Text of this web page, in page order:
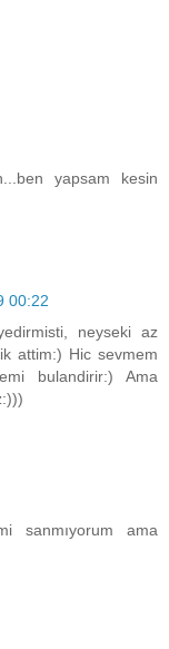
yapsam kesin
00:22
neyseki az
attim:) Hic sevmem
bulandirir:) Ama
sanmıyorum ama